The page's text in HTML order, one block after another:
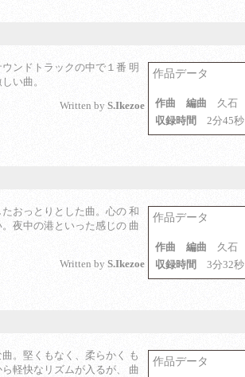
ンドトラックの中で１番 明
い曲。
Written by S.Ikezoe
作品データ
作曲 編曲 久石
収録時間 2分45秒
おっとりとした曲。心の 和
夜中の港といった感じの 曲
Written by S.Ikezoe
作品データ
作曲 編曲 久石
収録時間 3分32秒
。堅くもなく、柔らかく も
軽快なリズムが入るが、 曲
作品データ